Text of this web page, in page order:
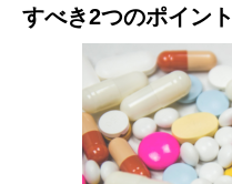
すべき2つのポイント